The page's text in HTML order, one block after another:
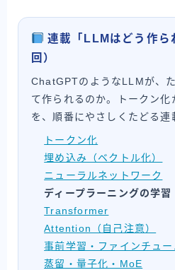
お問い合わせ
連載「LLMはどう作ら
回）
ChatGPTのようなLLMが、
て作られるのか。トークン
を、順番にやさしくたどる連
トークン化
埋め込み（ベクトル化）
ニューラルネットワーク
ディープラーニングの学習
Transformer
Attention（自己注意）
事前学習・ファインチュ
蒸留・量子化・MoE